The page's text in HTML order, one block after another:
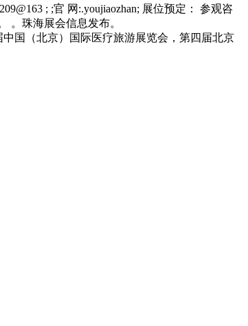
国（北京）国际医疗旅游展览会，第四届北京